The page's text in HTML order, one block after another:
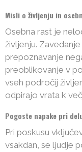
Misli o življenju in
Osebna rast je
življenju.
prepoznavanje
preoblikovanje v
vseh področij
odpirajo vrata k
Pogoste napake pri
Pri poskusu
vsakdan, se ljudje